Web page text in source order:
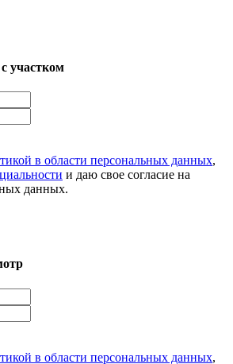
участком
в области персональных данных,
и даю свое согласие на
данных.
в области персональных данных,